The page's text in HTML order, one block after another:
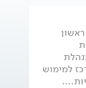
למימוש